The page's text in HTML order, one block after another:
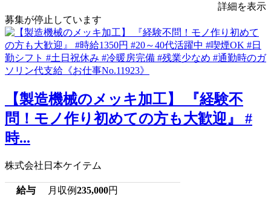
詳細を表示
募集が停止しています
【製造機械のメッキ加工】 『経験不
問！モノ作り初めての方も大歓迎』 #
時...
株式会社日本ケイテム
給与 月収例235,000円